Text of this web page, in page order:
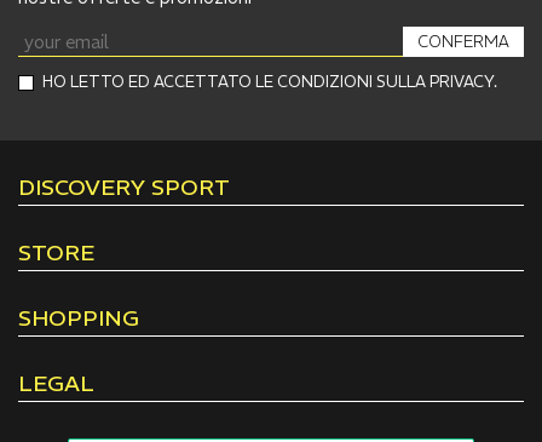
HO LETTO ED ACCETTATO LE CONDIZIONI SULLA PRIVACY.
CONFERMA
DISCOVERY SPORT
STORE
SHOPPING
LEGAL